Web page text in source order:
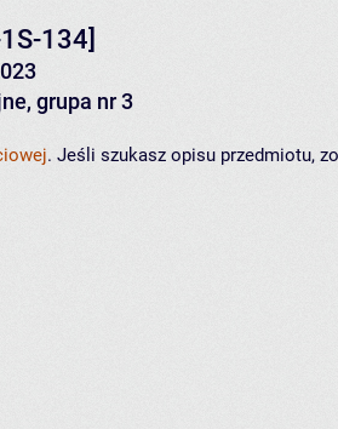
134]
grupa nr 3
. Jeśli szukasz opisu przedmiotu,